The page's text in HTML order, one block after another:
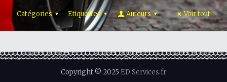
Catégories Etiquettes Auteurs Voir tout
Copyright © 2025 ED Services.fr